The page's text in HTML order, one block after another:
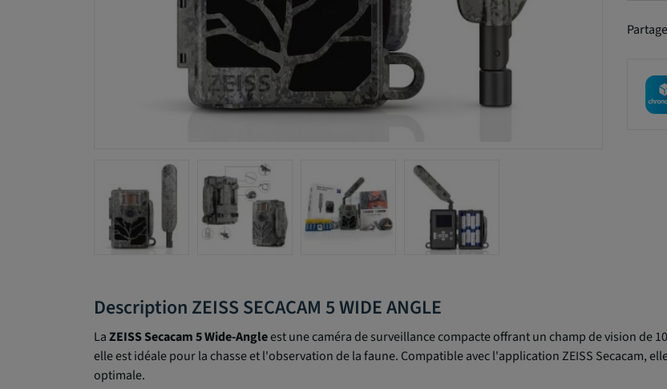
Description ZEISS SECACAM 5 WIDE ANGLE
LaZEISS Secacam 5 Wide-Angleest une caméra de surveillance compacte offrant un champ de vision de
elle est idéale pour la chasse et l'observation de la faune. Compatible avec l'application ZEISS Secacam,
optimale.